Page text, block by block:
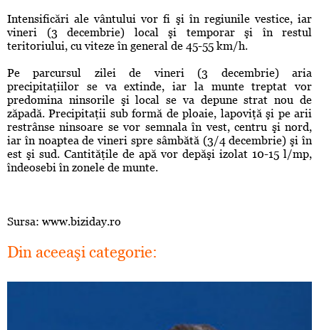
Intensificări ale vântului vor fi şi în regiunile vestice, iar
vineri (3 decembrie) local şi temporar şi în restul
teritoriului, cu viteze în general de 45-55 km/h.
Pe parcursul zilei de vineri (3 decembrie) aria
precipitaţiilor se va extinde, iar la munte treptat vor
predomina ninsorile şi local se va depune strat nou de
zăpadă. Precipitaţii sub formă de ploaie, lapoviţă şi pe arii
restrânse ninsoare se vor semnala în vest, centru şi nord,
iar în noaptea de vineri spre sâmbătă (3/4 decembrie) şi în
est şi sud. Cantităţile de apă vor depăşi izolat 10-15 l/mp,
îndeosebi în zonele de munte.
Sursa: www.biziday.ro
Din aceeaşi categorie: